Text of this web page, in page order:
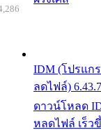
IDM (โปรแกร
ลดไฟล์) 6.43.7
ดาวน์โหลด
หลดไฟล์ เร็ว